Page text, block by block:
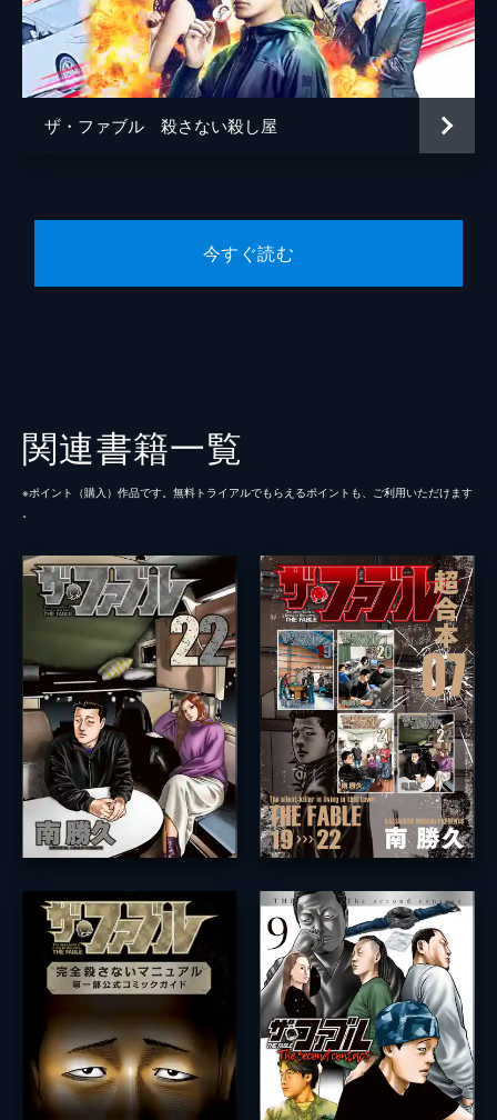
ザ・ファブル 殺さない殺し屋
今すぐ読む
関連書籍一覧
※ポイント（購⼊）作品です。無料トライアルでもらえるポイントも、ご利⽤いただけます